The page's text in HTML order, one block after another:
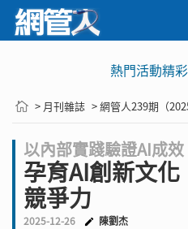
熱門活動精
> 月刊雜誌 > 網管人239期（
以內部實踐驗證AI成
孕育AI創新文
競爭力
2025-12-26 陳劉杰